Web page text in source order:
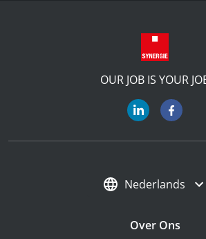
OUR JOB IS YOUR
Nederlands
Over Ons